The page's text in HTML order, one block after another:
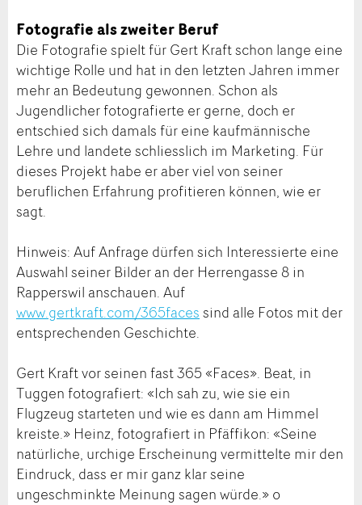
Fotografie als zweiter Beruf
Die Fotografie spielt für Gert Kraft schon lange eine
wichtige Rolle und hat in den letzten Jahren immer
mehr an Bedeutung gewonnen. Schon als
Jugendlicher fotografierte er gerne, doch er
entschied sich damals für eine kaufmännische
Lehre und landete schliesslich im Marketing. Für
dieses Projekt habe er aber viel von seiner
beruflichen Erfahrung profitieren können, wie er
sagt.
Hinweis: Auf Anfrage dürfen sich Interessierte eine
Auswahl seiner Bilder an der Herrengasse 8 in
Rapperswil anschauen. Auf
www.gertkraft.com/365faces sind alle Fotos mit der
entsprechenden Geschichte.
Gert Kraft vor seinen fast 365 «Faces». Beat, in
Tuggen fotografiert: «Ich sah zu, wie sie ein
Flugzeug starteten und wie es dann am Himmel
kreiste.» Heinz, fotografiert in Pfäffikon: «Seine
natürliche, urchige Erscheinung vermittelte mir den
Eindruck, dass er mir ganz klar seine
ungeschminkte Meinung sagen würde.» o